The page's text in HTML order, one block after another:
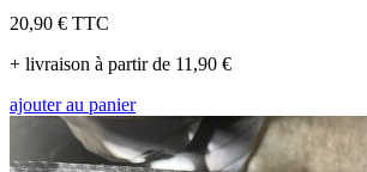
20,90 € TTC
+ livraison à partir de 11,90 €
ajouter au panier